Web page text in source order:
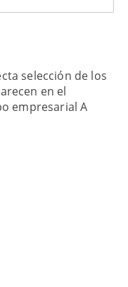
selección de los
en el
empresarial A